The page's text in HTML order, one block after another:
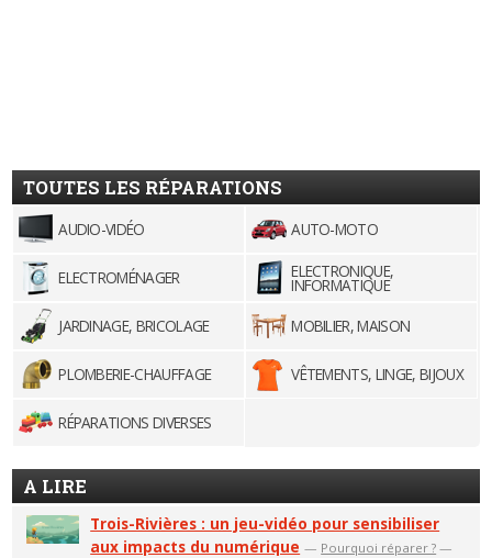
TOUTES LES RÉPARATIONS
AUDIO-VIDÉO AUTO-MOTO
ELECTROMÉNAGER ELECTRONIQUE,
INFORMATIQUE
JARDINAGE, BRICOLAGE
MOBILIER, MAISON
PLOMBERIE-CHAUFFAGE VÊTEMENTS, LINGE, BIJOUX
RÉPARATIONS DIVERSES
A LIRE
Trois-Rivières : un jeu-vidéo pour sensibiliser
aux impacts du numérique — Pourquoi réparer ? —